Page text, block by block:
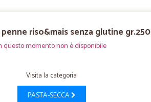
penne riso&mais senza glutine gr.250
questo momento non è disponibile
Visita la categoria
PASTA-SECCA